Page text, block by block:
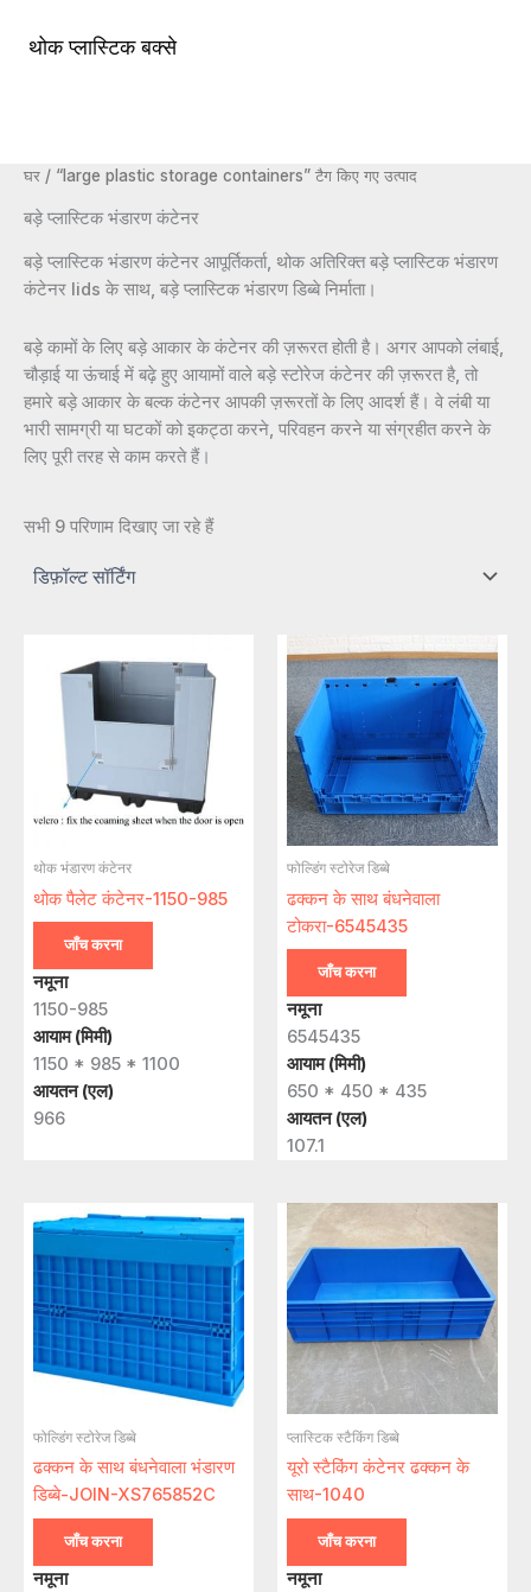
थोक प्लास्टिक बक्से
घर / “large plastic storage containers” टैग किए गए उत्पाद
बड़े प्लास्टिक भंडारण कंटेनर
बड़े प्लास्टिक भंडारण कंटेनर आपूर्तिकर्ता, थोक अतिरिक्त बड़े प्लास्टिक भंडारण
कंटेनर lids के साथ, बड़े प्लास्टिक भंडारण डिब्बे निर्माता।
बड़े कामों के लिए बड़े आकार के कंटेनर की ज़रूरत होती है। अगर आपको लंबाई,
चौड़ाई या ऊंचाई में बढ़े हुए आयामों वाले बड़े स्टोरेज कंटेनर की ज़रूरत है, तो
हमारे बड़े आकार के बल्क कंटेनर आपकी ज़रूरतों के लिए आदर्श हैं। वे लंबी या
भारी सामग्री या घटकों को इकट्ठा करने, परिवहन करने या संग्रहीत करने के
लिए पूरी तरह से काम करते हैं।
सभी 9 परिणाम दिखाए जा रहे हैं
थोक भंडारण कंटेनर
थोक पैलेट कंटेनर-1150-985
जाँच करना
नमूना
1150-985
आयाम (मिमी)
1150 * 985 * 1100
आयतन (एल)
966
फोल्डिंग स्टोरेज डिब्बे
ढक्कन के साथ बंधनेवाला
टोकरा-6545435
जाँच करना
नमूना
6545435
आयाम (मिमी)
650 * 450 * 435
आयतन (एल)
107.1
फोल्डिंग स्टोरेज डिब्बे
ढक्कन के साथ बंधनेवाला भंडारण
डिब्बे-JOIN-XS765852C
जाँच करना
नमूना
प्लास्टिक स्टैकिंग डिब्बे
यूरो स्टैकिंग कंटेनर ढक्कन के
साथ-1040
जाँच करना
नमूना